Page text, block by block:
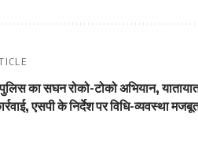
का सघन रोको-टोको अभियान,
एसपी के निर्देश पर विधि-व्यवस्था